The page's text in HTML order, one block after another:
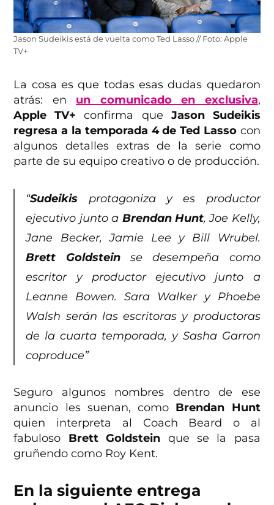
Jason Sudeikis está de vuelta como Ted Lasso // Foto: Apple
TV+
La cosa es que todas esas dudas quedaron
atrás: en un comunicado en exclusiva,
Apple TV+confirma que Jason Sudeikis
regresa a la temporada 4 de Ted Lassocon
algunos detalles extras de la serie como
parte de su equipo creativo o de producción.
“Sudeikis protagoniza y es productor
ejecutivo junto a Brendan Hunt, Joe Kelly,
Jane Becker, Jamie Lee y Bill Wrubel.
Brett Goldsteinse desempeña como
escritor y productor ejecutivo junto a
Leanne Bowen. Sara Walker y Phoebe
Walsh serán las escritoras y productoras
de la cuarta temporada, y Sasha Garron
coproduce”
Seguro algunos nombres dentro de ese
anuncio les suenan, como Brendan Hunt
quien interpreta al Coach Beard o al
fabuloso Brett Goldstein que se la pasa
gruñendo como Roy Kent.
En la siguiente entrega